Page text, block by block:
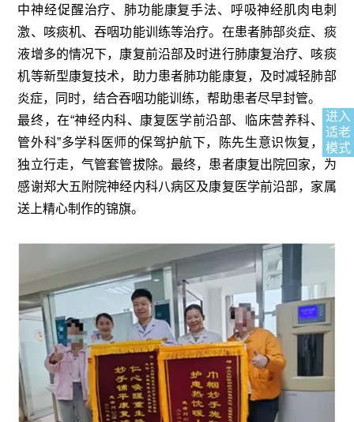
进入
适老
模式
中神经促醒治疗、肺功能康复手法、呼吸神经肌肉电刺
激、咳痰机、吞咽功能训练等治疗。在患者肺部炎症、痰
液增多的情况下，康复前沿部及时进行肺康复治疗、咳痰
机等新型康复技术，助力患者肺功能康复，及时减轻肺部
炎症，同时，结合吞咽功能训练，帮助患者尽早封管。
最终，在“神经内科、康复医学前沿部、临床营养科、血
管外科”多学科医师的保驾护航下，陈先生意识恢复，可
独立行走，气管套管拔除。最终，患者康复出院回家，为
感谢郑大五附院神经内科八病区及康复医学前沿部，家属
送上精心制作的锦旗。